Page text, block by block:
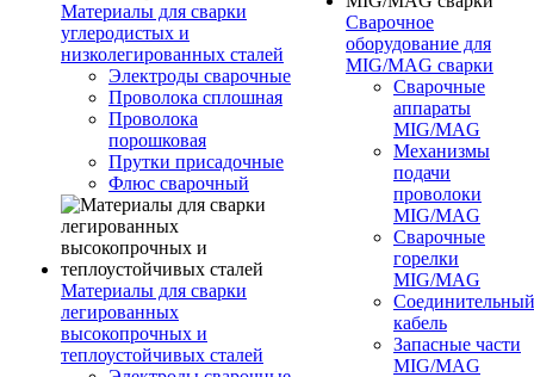
Материалы для сварки
углеродистых и
низколегированных сталей
Электроды сварочные
Проволока сплошная
Проволока
порошковая
Прутки присадочные
Флюс сварочный
Материалы для сварки
легированных
высокопрочных и
теплоустойчивых сталей
Сварочное
оборудование для
MIG/MAG сварки
Сварочные
аппараты
MIG/MAG
Механизмы
подачи
проволоки
MIG/MAG
Сварочные
горелки
MIG/MAG
Соединительный
кабель
Запасные части
MIG/MAG